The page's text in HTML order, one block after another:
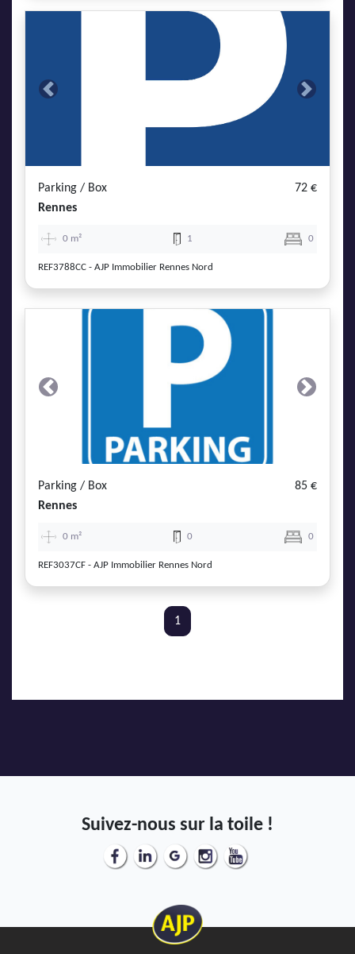
Previous Next
Parking / Box
72 €
Rennes
0 m² 1 0
REF3788CC - AJP Immobilier Rennes Nord
Previous Next
Parking / Box
85 €
Rennes
0 m² 0 0
REF3037CF - AJP Immobilier Rennes Nord
1
Suivez-nous sur la toile !